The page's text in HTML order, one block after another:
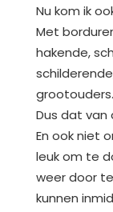
Nu kom ik
Met
hakende,
grootouders.
Dus dat van
En ook niet
leuk om te
weer door
kunnen